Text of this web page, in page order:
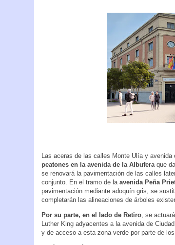
Las aceras de las calles Monte Ulía y avenida
peatones en la avenida de la Albuferaque
se renovará la pavimentación de las calles
conjunto. En el tramo de la avenida Peña
pavimentación mediante adoquín gris, se
completarán las alineaciones de árboles
Por su parte, en el lado de Retiro, se
Luther King adyacentes a la avenida de
y de acceso a esta zona verde por parte de